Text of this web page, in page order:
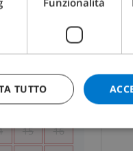
DOM
1 2
8 9
15 16
TUTTO